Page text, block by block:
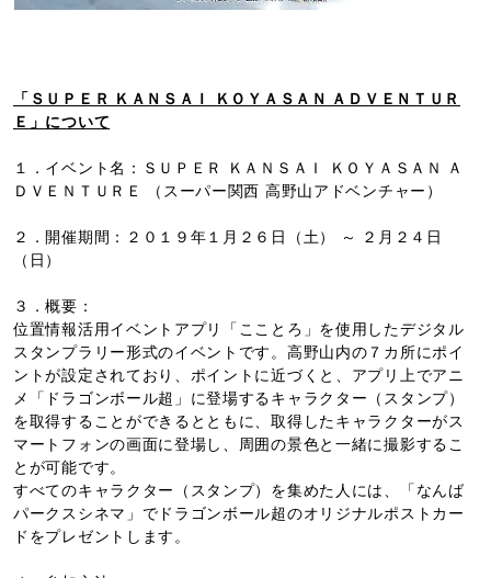
「ＳＵＰＥＲ ＫＡＮＳＡＩ ＫＯＹＡＳＡＮ ＡＤＶＥＮＴＵＲ
Ｅ」について
１．イベント名：ＳＵＰＥＲ ＫＡＮＳＡＩ ＫＯＹＡＳＡＮ Ａ
ＤＶＥＮＴＵＲＥ （スーパー関西 高野山アドベンチャー）
２．開催期間：２０１９年１月２６日（土） ～ ２月２４日
（日）
３．概要：
位置情報活用イベントアプリ「こことろ」を使用したデジタル
スタンプラリー形式のイベントです。高野山内の７カ所にポイ
ントが設定されており、ポイントに近づくと、アプリ上でアニ
メ「ドラゴンボール超」に登場するキャラクター（スタンプ）
を取得することができるとともに、取得したキャラクターがス
マートフォンの画面に登場し、周囲の景色と一緒に撮影するこ
とが可能です。
すべてのキャラクター（スタンプ）を集めた人には、「なんば
パークスシネマ」でドラゴンボール超のオリジナルポストカー
ドをプレゼントします。